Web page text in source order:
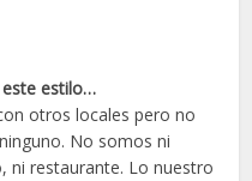
este estilo…
otros locales pero no
No somos ni
ni restaurante. Lo nuestro